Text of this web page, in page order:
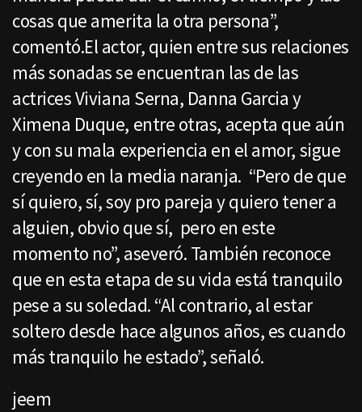
cosas que amerita la otra persona”,
comentó.El actor, quien entre sus relaciones
más sonadas se encuentran las de las
actrices Viviana Serna, Danna Garcia y
Ximena Duque, entre otras, acepta que aún
y con su mala experiencia en el amor, sigue
creyendo en la media naranja. “Pero de que
sí quiero, sí, soy pro pareja y quiero tener a
alguien, obvio que sí, pero en este
momento no”, aseveró. También reconoce
que en esta etapa de su vida está tranquilo
pese a su soledad. “Al contrario, al estar
soltero desde hace algunos años, es cuando
más tranquilo he estado”, señaló.
jeem